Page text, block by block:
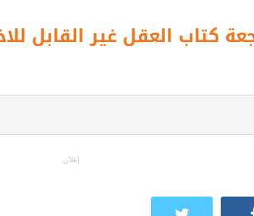
كتاب العقل غير القابل
إعلان